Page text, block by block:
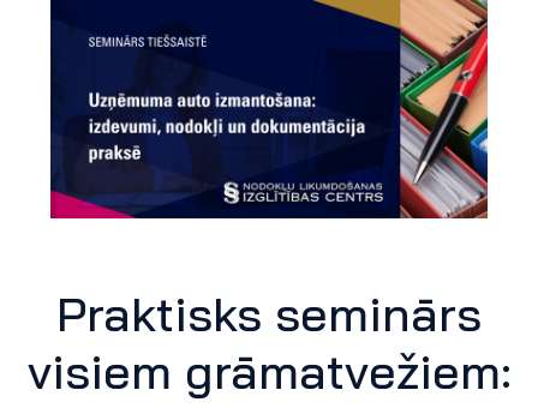
Praktisks seminārs
visiem grāmatvežiem: